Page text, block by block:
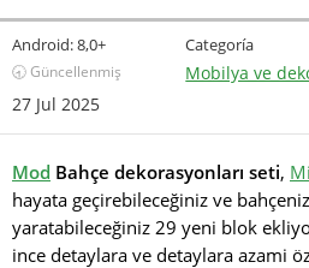
Android:8,0+
🕣 Güncellenmiş
27 Jul 2025
Categoría
Mobilya ve
Mod Bahçe dekorasyonları seti,
hayata geçirebileceğiniz ve
yaratabileceğiniz 29 yeni blok
ince detaylara ve detaylara azami